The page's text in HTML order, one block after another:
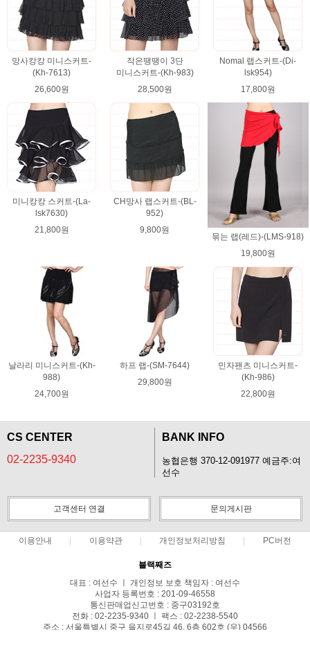
망사캉캉 미니스커트-
(Kh-7613)
26,600원
작은땡땡이 3단
미니스커트-(Kh-983)
28,500원
Nomal 랩스커트-(Di-
lsk954)
17,800원
미니캉캉 스커트-(La-
lsk7630)
21,800원
CH망사 랩스커트-(BL-
952)
9,800원
묶는 랩(레드)-(LMS-918)
19,800원
날라리 미니스커트-(Kh-
988)
24,700원
하프 랩-(SM-7644)
29,800원
민자팬츠 미니스커트-
(Kh-986)
22,800원
CS CENTER
02-2235-9340
BANK INFO
농협은행 370-12-091977 예금주:여
선수
고객센터 연결 문의게시판
이용안내 이용약관 개인정보처리방침 PC버전
블랙째즈
대표 : 여선수 ㅣ 개인정보 보호 책임자 : 여선수
사업자 등록번호 : 201-09-46558
통신판매업신고번호 : 중구03192호
전화 : 02-2235-9340 ㅣ 팩스 : 02-2238-5540
주소 : 서울특별시 중구 을지로45길 46, 6층 602호 (우) 04566